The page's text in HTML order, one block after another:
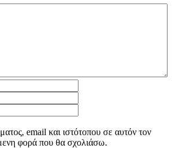
email και ιστότοπου σε αυτόν τον
φορά που θα σχολιάσω.